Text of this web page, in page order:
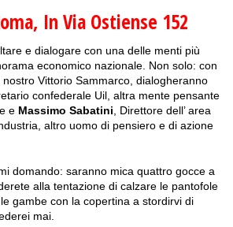
In Via Ostiense 152
e dialogare con una delle menti più
economico nazionale. Non solo: con
nostro Vittorio Sammarco, dialogheranno
confederale Uil, altra mente pensante
e Massimo Sabatini , Direttore dell’ area
altro uomo di pensiero e di azione
domando: saranno mica quattro gocce a
alla tentazione di calzare le pantofole
gambe con la copertina a stordirvi di
mai.